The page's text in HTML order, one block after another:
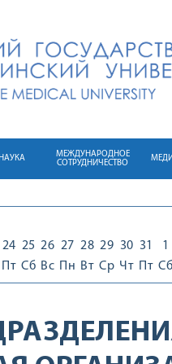
НАУКА
МЕЖДУНАРОДНОЕ
СОТРУДНИЧЕСТВО
24
Пт
25
Сб
26
Вс
27
Пн
28
Вт
29
Ср
30
Чт
31
Пт
1
Сб